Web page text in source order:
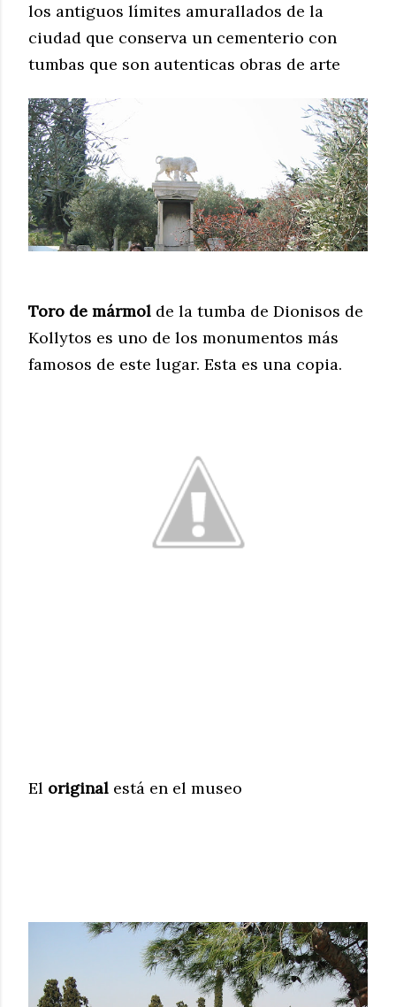
los antiguos límites amurallados de la
ciudad que conserva un cementerio con
tumbas que son autenticas obras de arte
Toro de mármol de la tumba de Dionisos de
Kollytos es uno de los monumentos más
famosos de este lugar. Esta es una copia.
El original está en el museo